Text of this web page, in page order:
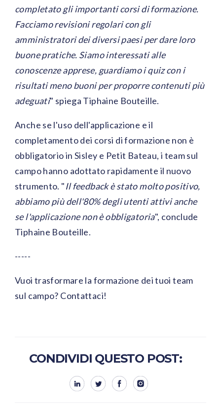
completato gli importanti corsi di formazione.
Facciamo revisioni regolari con gli
amministratori dei diversi paesi per dare loro
buone pratiche. Siamo interessati alle
conoscenze apprese, guardiamo i quiz con i
risultati meno buoni per proporre contenuti più
adeguati" spiega Tiphaine Bouteille.
Anche se l'uso dell'applicazione e il
completamento dei corsi di formazione non è
obbligatorio in Sisley e Petit Bateau, i team sul
campo hanno adottato rapidamente il nuovo
strumento. "Il feedback è stato molto positivo,
abbiamo più dell'80% degli utenti attivi anche
se l'applicazione non è obbligatoria", conclude
Tiphaine Bouteille.
-----
Vuoi trasformare la formazione dei tuoi team
sul campo? Contattaci!
CONDIVIDI QUESTO POST: